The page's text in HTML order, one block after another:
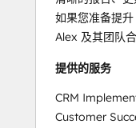
如果您准备提
Alex 及其团队合
提供的服务
CRM
Customer